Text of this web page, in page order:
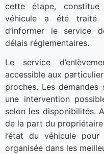
cette étape,
véhicule a été traité
d’informer le service
délais réglementaires.
Le service
accessible aux
proches. Les
une intervention
selon les disponibilités.
de la part du propriétaire
l’état du véhicule
organisée dans les